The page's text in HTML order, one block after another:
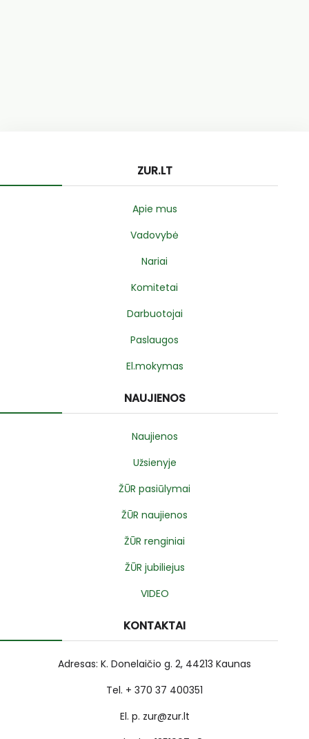
ZUR.LT
Apie mus
Vadovybė
Nariai
Komitetai
Darbuotojai
Paslaugos
El.mokymas
NAUJIENOS
Naujienos
Užsienyje
ŽŪR pasiūlymai
ŽŪR naujienos
ŽŪR renginiai
ŽŪR jubiliejus
VIDEO
KONTAKTAI
Adresas: K. Donelaičio g. 2, 44213 Kaunas
Tel. + 370 37 400351
El. p. zur@zur.lt